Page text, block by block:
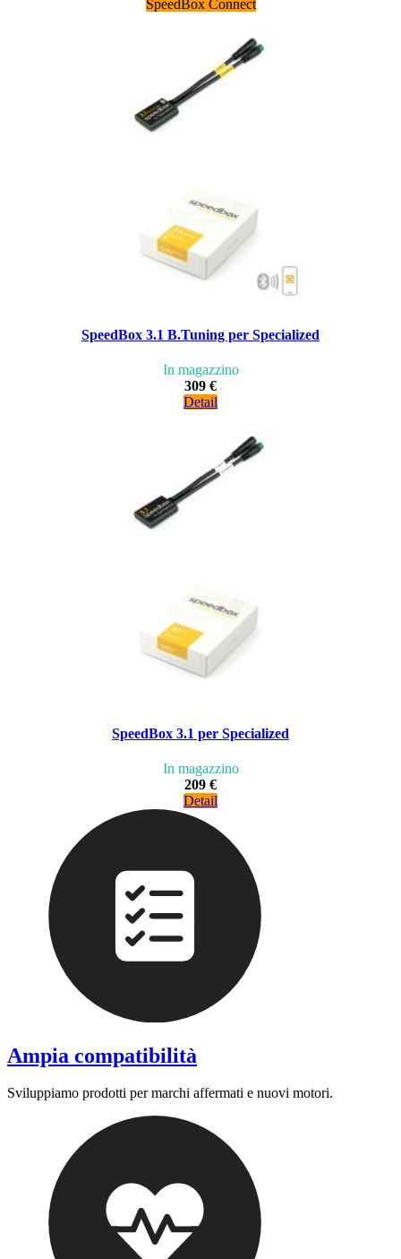
SpeedBox Connect
SpeedBox 3.1 B.Tuning per Specialized
In magazzino
309 €
Detail
SpeedBox 3.1 per Specialized
In magazzino
209 €
Detail
Ampia compatibilità
Sviluppiamo prodotti per marchi affermati e nuovi motori.